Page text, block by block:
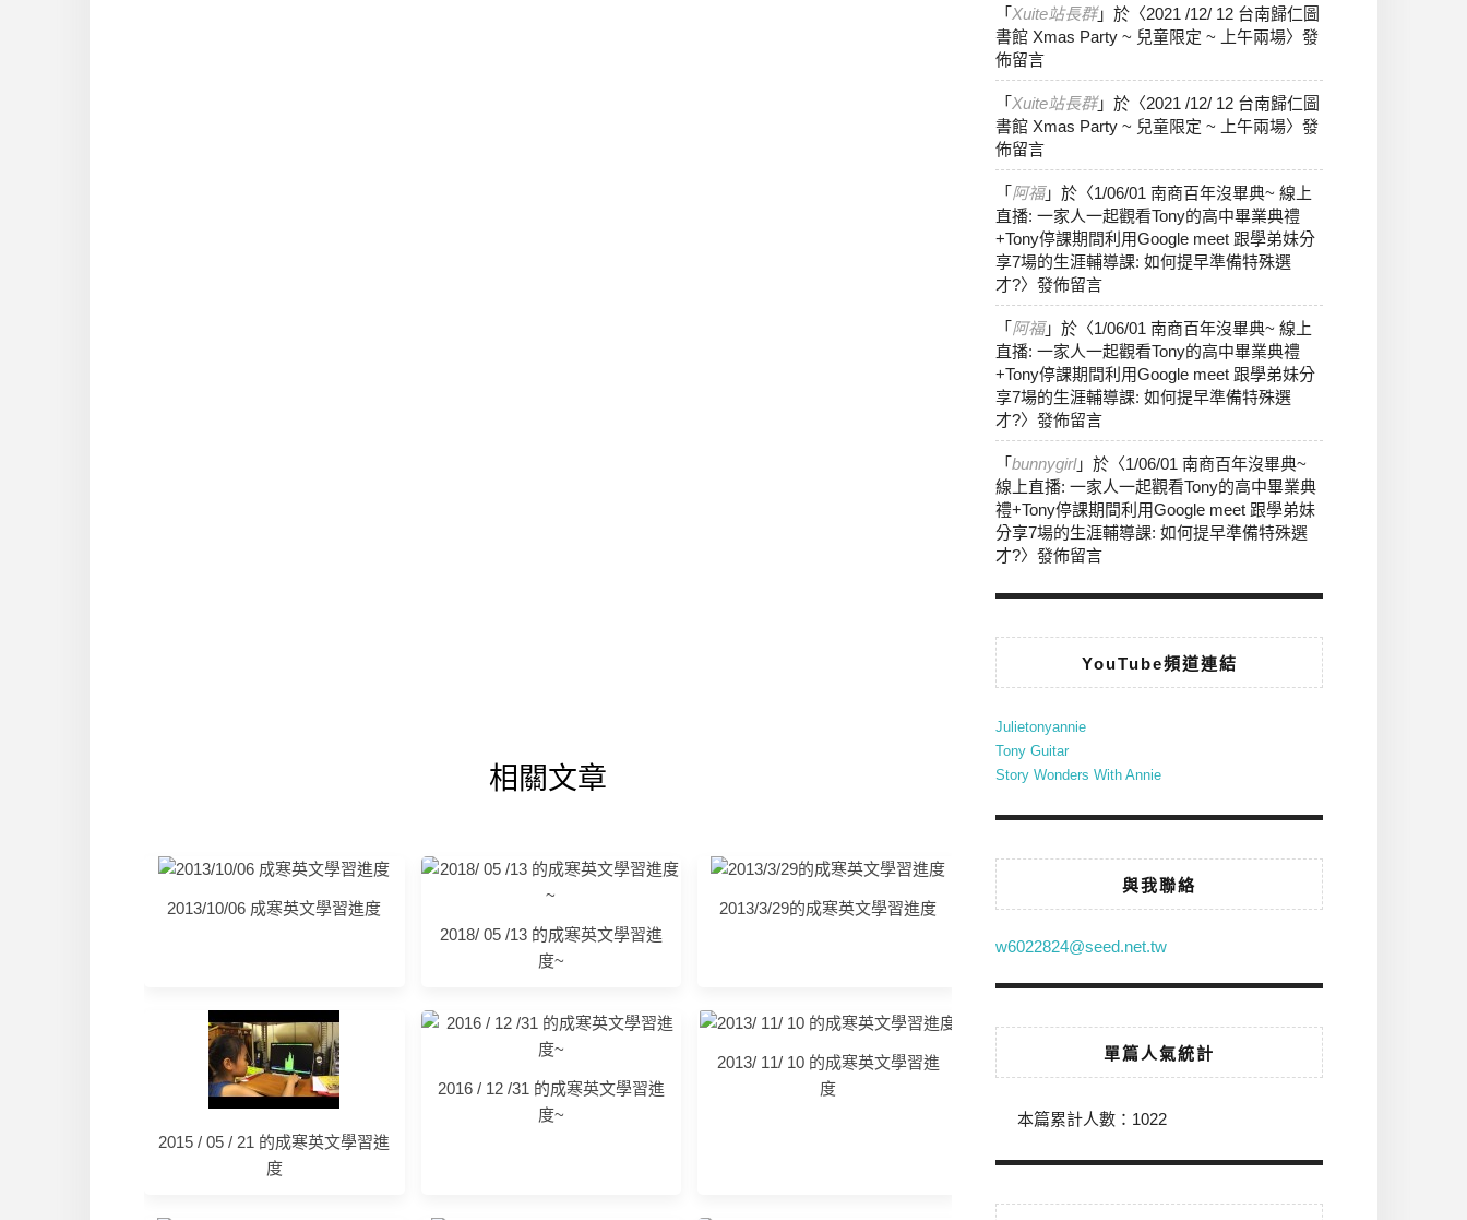
相關文章
2013/10/06 成寒英文學習進度
2018/ 05 /13 的成寒英文學習進
度~
2013/3/29的成寒英文學習進度
2015 / 05 / 21 的成寒英文學習進
度
2016 / 12 /31 的成寒英文學習進
度~
2013/ 11/ 10 的成寒英文學習進
度
「 Xuite站長群」於〈2021 /12/ 12 台南歸仁圖
書館 Xmas Party ~ 兒童限定 ~ 上午兩場〉發
佈留言
「 Xuite站長群」於〈2021 /12/ 12 台南歸仁圖
書館 Xmas Party ~ 兒童限定 ~ 上午兩場〉發
佈留言
「 阿福」於〈1/06/01 南商百年沒畢典~ 線上
直播: 一家人一起觀看Tony的高中畢業典禮
+Tony停課期間利用Google meet 跟學弟妹分
享7場的生涯輔導課: 如何提早準備特殊選
才?〉發佈留言
「 阿福」於〈1/06/01 南商百年沒畢典~ 線上
直播: 一家人一起觀看Tony的高中畢業典禮
+Tony停課期間利用Google meet 跟學弟妹分
享7場的生涯輔導課: 如何提早準備特殊選
才?〉發佈留言
「 bunnygirl」於〈1/06/01 南商百年沒畢典~
線上直播: 一家人一起觀看Tony的高中畢業典
禮+Tony停課期間利用Google meet 跟學弟妹
分享7場的生涯輔導課: 如何提早準備特殊選
才?〉發佈留言
YouTube頻道連結
Julietonyannie
Tony Guitar
Story Wonders With Annie
與我聯絡
w6022824@seed.net.tw
單篇人氣統計
本篇累計人數： 1022